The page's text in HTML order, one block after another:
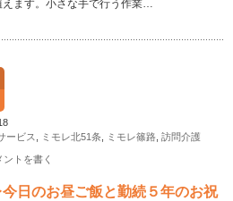
えます。小さな手で行う作業…
ービス
ミモレ北51条, ミモレ篠路 訪問介護
ントを書く
今日のお昼ご飯と勤続５年のお祝